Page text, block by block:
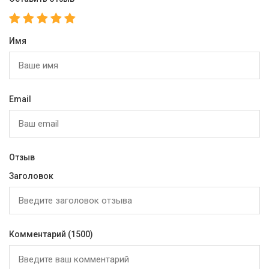
Имя
Email
Отзыв
Заголовок
Комментарий (1500)